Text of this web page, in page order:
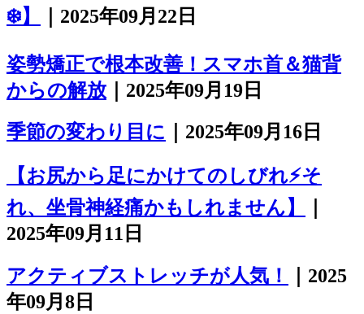
❄️】
｜2025年09月22日
姿勢矯正で根本改善！スマホ首＆猫背
からの解放 ｜2025年09月19日
季節の変わり目に ｜2025年09月16日
【お尻から足にかけてのしびれ⚡️そ
れ、坐骨神経痛かもしれません】
2025年09月11日
アクティブストレッチが人気！
｜2025
年09月8日